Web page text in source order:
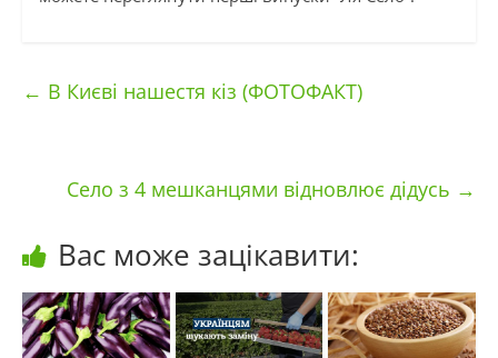
← В Києві нашестя кіз (ФОТОФАКТ)
Село з 4 мешканцями відновлює дідусь →
Вас може зацікавити: